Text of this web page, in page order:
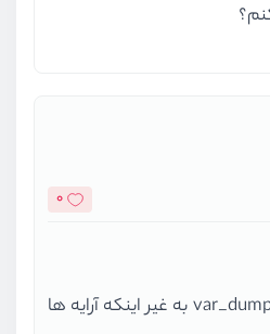
0
در حال آموزش هستیم var_dump به غیر اینکه آرایه ها